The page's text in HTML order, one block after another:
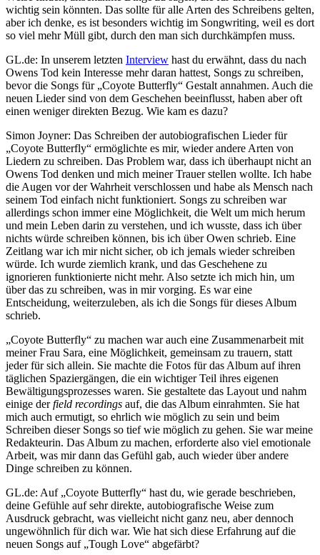
wichtig sein könnten. Das sollte für alle Arten des Schreibens gelten,
aber ich denke, es ist besonders wichtig im Songwriting, weil es dort
so viel mehr Müll gibt, durch den man sich durchkämpfen muss.
GL.de: In unserem letzten Interview hast du erwähnt, dass du nach
Owens Tod kein Interesse mehr daran hattest, Songs zu schreiben,
bevor die Songs für „Coyote Butterfly“ Gestalt annahmen. Auch die
neuen Lieder sind von dem Geschehen beeinflusst, haben aber oft
einen weniger direkten Bezug. Wie kam es dazu?
Simon Joyner: Das Schreiben der autobiografischen Lieder für
„Coyote Butterfly“ ermöglichte es mir, wieder andere Arten von
Liedern zu schreiben. Das Problem war, dass ich überhaupt nicht an
Owens Tod denken und mich meiner Trauer stellen wollte. Ich habe
die Augen vor der Wahrheit verschlossen und habe als Mensch nach
seinem Tod einfach nicht funktioniert. Songs zu schreiben war
allerdings schon immer eine Möglichkeit, die Welt um mich herum
und mein Leben darin zu verstehen, und ich wusste, dass ich über
nichts würde schreiben können, bis ich über Owen schrieb. Eine
Zeitlang war ich mir nicht sicher, ob ich jemals wieder schreiben
würde. Ich wurde ziemlich krank, und das Geschehene zu
ignorieren funktionierte nicht mehr. Also setzte ich mich hin, um
über das zu schreiben, was in mir vorging. Es war eine
Entscheidung, weiterzuleben, als ich die Songs für dieses Album
schrieb.
„Coyote Butterfly“ zu machen war auch eine Zusammenarbeit mit
meiner Frau Sara, eine Möglichkeit, gemeinsam zu trauern, statt
jeder für sich allein. Sie machte die Fotos für das Album auf ihren
täglichen Spaziergängen, die ein wichtiger Teil ihres eigenen
Bewältigungsprozesses waren. Sie gestaltete das Layout und nahm
einige derfield recordings auf, die das Album einrahmten. Sie hat
mich auch ermutigt, so ehrlich wie möglich zu sein und beim
Schreiben dieser Songs so tief wie möglich zu gehen. Sie war meine
Redakteurin. Das Album zu machen, erforderte also viel emotionale
Arbeit, was mir dann das Gefühl gab, auch wieder über andere
Dinge schreiben zu können.
GL.de: Auf „Coyote Butterfly“ hast du, wie gerade beschrieben,
deine Gefühle auf sehr direkte, autobiografische Weise zum
Ausdruck gebracht, was vielleicht nicht ganz neu, aber dennoch
ungewöhnlich für dich war. Wie hat sich diese Erfahrung auf die
neuen Songs auf „Tough Love“ abgefärbt?